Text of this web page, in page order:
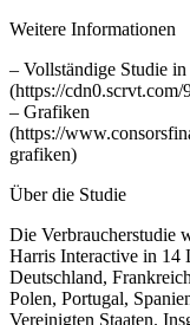
Weitere Informationen
– Vollständige Studie
(https://
– Grafiken
(https://
grafiken)
Über die Studie
Die Verbraucherstudie
Harris Interactive in 14
Deutschland,
Polen, Portugal,
Vereinigten Staaten.